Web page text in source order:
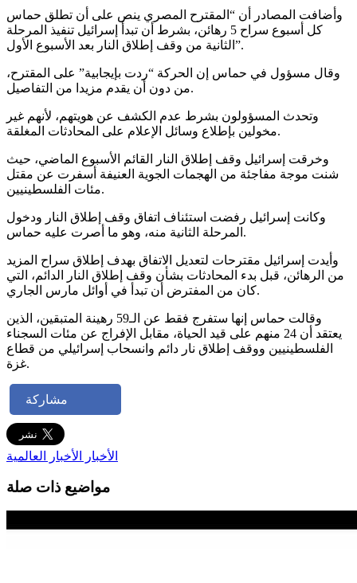
وأضافت المصادر أن “المقترح المصري ينص على أن تطلق حماس
كل أسبوع سراح 5 رهائن، بشرط أن تبدأ إسرائيل تنفيذ المرحلة
الثانية من وقف إطلاق النار بعد الأسبوع الأول”.
وقال مسؤول في حماس إن الحركة “ردت بإيجابية” على المقترح،
من دون أن يقدم مزيدا من التفاصيل.
وتحدث المسؤولون بشرط عدم الكشف عن هويتهم، لأنهم غير
مخولين بإطلاع وسائل الإعلام على المحادثات المغلقة.
وخرقت إسرائيل وقف إطلاق النار القائم الأسبوع الماضي، حيث
شنت موجة مفاجئة من الهجمات الجوية العنيفة أسفرت عن مقتل
مئات الفلسطينيين.
وكانت إسرائيل رفضت استئناف اتفاق وقف إطلاق النار ودخول
المرحلة الثانية منه، وهو ما أصرت عليه حماس.
وأيدت إسرائيل مقترحات لتعديل الاتفاق بهدف إطلاق سراح المزيد
من الرهائن، قبل بدء المحادثات بشأن وقف إطلاق النار الدائم، التي
كان من المفترض أن تبدأ في أوائل مارس الجاري.
وقالت حماس إنها ستفرج فقط عن الـ59 رهينة المتبقين، الذين
يعتقد أن 24 منهم على قيد الحياة، مقابل الإفراج عن مئات السجناء
الفلسطينيين ووقف إطلاق نار دائم وانسحاب إسرائيلي من قطاع
غزة.
مشاركة
الأخبار الأخبار العالمية
مواضيع ذات صلة